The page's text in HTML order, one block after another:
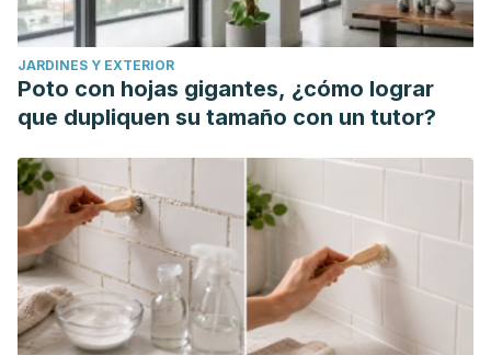
JARDINES Y EXTERIOR
Poto con hojas gigantes, ¿cómo lograr
que dupliquen su tamaño con un tutor?